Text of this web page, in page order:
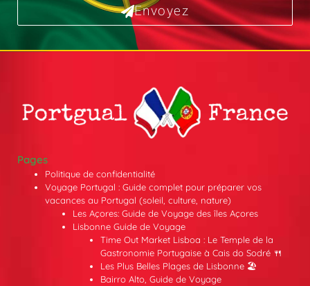
Envoyez
Pages
Politique de confidentialité
Voyage Portugal : Guide complet pour préparer vos
vacances au Portugal (soleil, culture, nature)
Les Açores: Guide de Voyage des îles Açores
Lisbonne Guide de Voyage
Time Out Market Lisboa : Le Temple de la
Gastronomie Portugaise à Cais do Sodré 🍴
Les Plus Belles Plages de Lisbonne 🏖️
Bairro Alto, Guide de Voyage